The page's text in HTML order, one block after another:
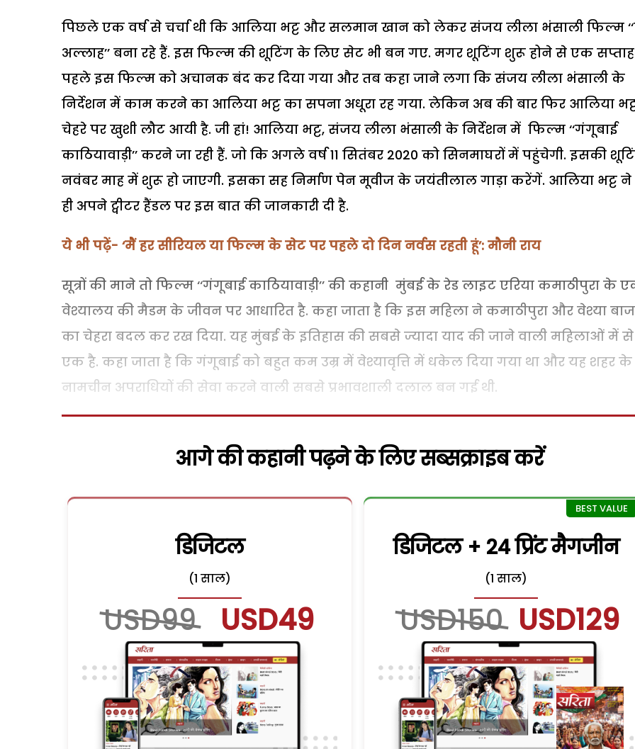
पिछले एक वर्ष से चर्चा थी कि आलिया भट्ट और सलमान खान को लेकर संजय लीला भंसाली फिल्म
अल्लाह’’ बना रहे हैं. इस फिल्म की शूटिंग के लिए सेट भी बन गए. मगर शूटिंग शुरू होने से एक सप्ताह
पहले इस फिल्म को अचानक बंद कर दिया गया और तब कहा जाने लगा कि संजय लीला भंसाली के
निर्देशन में काम करने का आलिया भट्ट का सपना अधूरा रह गया. लेकिन अब की बार फिर आलिया
चेहरे पर खुशी लौट आयी है. जी हां! आलिया भट्ट, संजय लीला भंसाली के निर्देशन में फिल्म ‘‘गंगूबाई
काठियावाड़ी’’ करने जा रही हैं. जो कि अगले वर्ष 11 सितंबर 2020 को सिनमाघरों में पहुंचेगी. इसकी
नवंबर माह में शुरू हो जाएगी. इसका सह निर्माण पेन मूवीज के जयंतीलाल गाड़ा करेंगें. आलिया भट्ट
ही अपने ट्वीटर हैंडल पर इस बात की जानकारी दी है.
ये भी पढ़ें- ‘मैं हर सीरियल या फिल्म के सेट पर पहले दो दिन नर्वस रहती हूं’: मौनी राय
सूत्रों की माने तो फिल्म ‘‘गंगूबाई काठियावाड़ी’’ की कहानी मुंबई के रेड लाइट एरिया कमाठीपुरा के
वेश्यालय की मैडम के जीवन पर आधारित है. कहा जाता है कि इस महिला ने कमाठीपुरा और वेश्या
का चेहरा बदल कर रख दिया. यह मुंबई के इतिहास की सबसे ज्यादा याद की जाने वाली महिलाओं में से
एक है. कहा जाता है कि गंगूबाई को बहुत कम उम्र में वेश्यावृत्ति में धकेल दिया गया था और यह शहर
नामचीन अपराधियों की सेवा करने वाली सबसे प्रभावशाली दलाल बन गई थी.
आगे की कहानी पढ़ने के लिए सब्सक्राइब करें
डिजिटल
(1 साल)
USD99 USD49
डिजिटल + 24 प्रिंट मैगजीन
(1 साल)
USD150 USD129